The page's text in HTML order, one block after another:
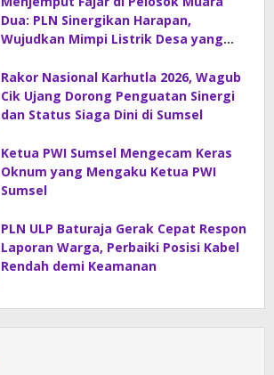
Dua: PLN Sinergikan Harapan,
Wujudkan Mimpi Listrik Desa yang
Rakor Nasional Karhutla 2026, Wagub
Cik Ujang Dorong Penguatan Sinergi
dan Status Siaga Dini di Sumsel
Ketua PWI Sumsel Mengecam Keras
Oknum yang Mengaku Ketua PWI
Sumsel
PLN ULP Baturaja Gerak Cepat Respon
Laporan Warga, Perbaiki Posisi Kabel
Rendah demi Keamanan